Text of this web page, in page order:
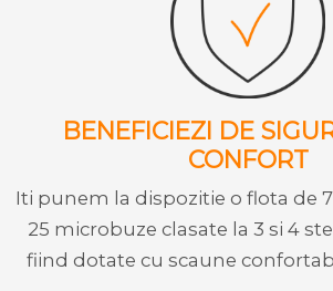
BENEFICIEZI DE
CONFORT
Iti punem la dispozitie o flota de
25 microbuze clasate la 3 si 4
fiind dotate cu scaune